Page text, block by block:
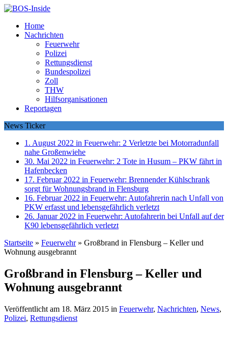
Home
Nachrichten
Feuerwehr
Polizei
Rettungsdienst
Bundespolizei
Zoll
THW
Hilfsorganisationen
Reportagen
News Ticker
1. August 2022 in Feuerwehr: 2 Verletzte bei Motorradunfall
nahe Großenwiehe
30. Mai 2022 in Feuerwehr: 2 Tote in Husum – PKW fährt in
Hafenbecken
17. Februar 2022 in Feuerwehr: Brennender Kühlschrank
sorgt für Wohnungsbrand in Flensburg
16. Februar 2022 in Feuerwehr: Autofahrerin nach Unfall von
PKW erfasst und lebensgefährlich verletzt
26. Januar 2022 in Feuerwehr: Autofahrerin bei Unfall auf der
K90 lebensgefährlich verletzt
Startseite » Feuerwehr » Großbrand in Flensburg – Keller und
Wohnung ausgebrannt
Großbrand in Flensburg – Keller und
Wohnung ausgebrannt
Veröffentlicht am 18. März 2015 in Feuerwehr, Nachrichten, News,
Polizei, Rettungsdienst